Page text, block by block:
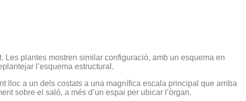
plantes mostren similar configuració, amb un esquema en
l’esquema estructural.
lloc a un dels costats a una magnífica escala principal que arriba
sobre el saló, a més d’un espai per ubicar l’òrgan.